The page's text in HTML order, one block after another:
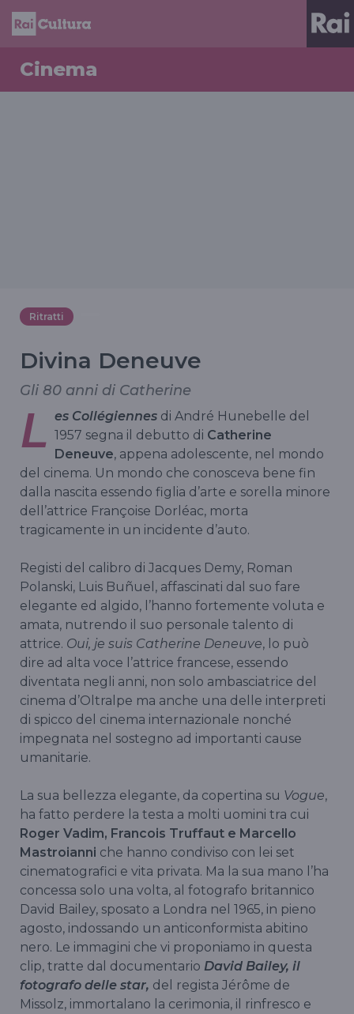
Cinema
Ritratti
Divina Deneuve
Gli 80 anni di Catherine
L es Collégiennes di André Hunebelle del
1957 segna il debutto di Catherine
Deneuve, appena adolescente, nel mondo
del cinema. Un mondo che conosceva bene fin
dalla nascita essendo figlia d’arte e sorella minore
dell’attrice Françoise Dorléac, morta
tragicamente in un incidente d’auto.
Registi del calibro di Jacques Demy, Roman
Polanski, Luis Buñuel, affascinati dal suo fare
elegante ed algido, l’hanno fortemente voluta e
amata, nutrendo il suo personale talento di
attrice. Oui, je suis Catherine Deneuve, lo può
dire ad alta voce l’attrice francese, essendo
diventata negli anni, non solo ambasciatrice del
cinema d’Oltralpe ma anche una delle interpreti
di spicco del cinema internazionale nonché
impegnata nel sostegno ad importanti cause
umanitarie.
La sua bellezza elegante, da copertina su Vogue,
ha fatto perdere la testa a molti uomini tra cui
Roger Vadim, Francois Truffaut e Marcello
Mastroianni che hanno condiviso con lei set
cinematografici e vita privata. Ma la sua mano l’ha
concessa solo una volta, al fotografo britannico
David Bailey, sposato a Londra nel 1965, in pieno
agosto, indossando un anticonformista abitino
nero. Le immagini che vi proponiamo in questa
clip, tratte dal documentario David Bailey, il
fotografo delle star, del regista Jérôme de
Missolz, immortalano la cerimonia, il rinfresco e